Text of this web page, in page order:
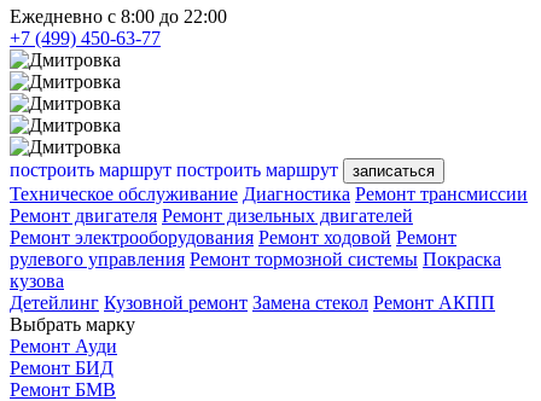
Ежедневно с 8:00 до 22:00
+7 (499) 450-63-77
построить маршрут построить маршрут записаться
Техническое обслуживание Диагностика Ремонт трансмиссии
Ремонт двигателя Ремонт дизельных двигателей
Ремонт электрооборудования Ремонт ходовой Ремонт
рулевого управления Ремонт тормозной системы Покраска
кузова
Детейлинг Кузовной ремонт Замена стекол Ремонт АКПП
Выбрать марку
Ремонт Ауди
Ремонт БИД
Ремонт БМВ